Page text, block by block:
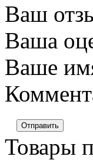
Ваш
Ваша
Ваше
Отправить
Товары